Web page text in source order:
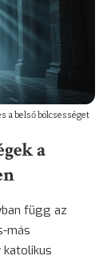
a belső bölcsességet
a
függ az
más